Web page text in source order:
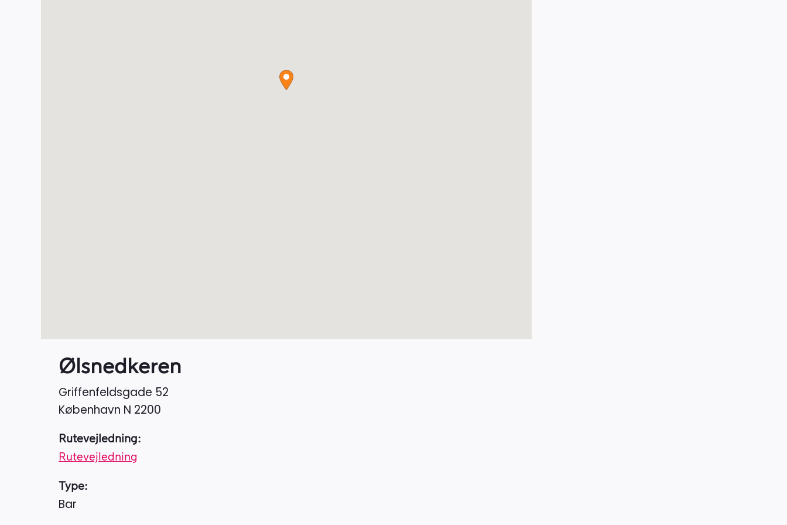
Ølsnedkeren
Griffenfeldsgade 52
København N 2200
Rutevejledning:
Rutevejledning
Type:
Bar